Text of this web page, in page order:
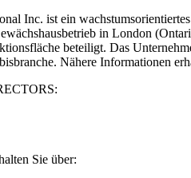
Inc. ist ein
in London
beteiligt. Das
Nähere Informationen
Sie über: